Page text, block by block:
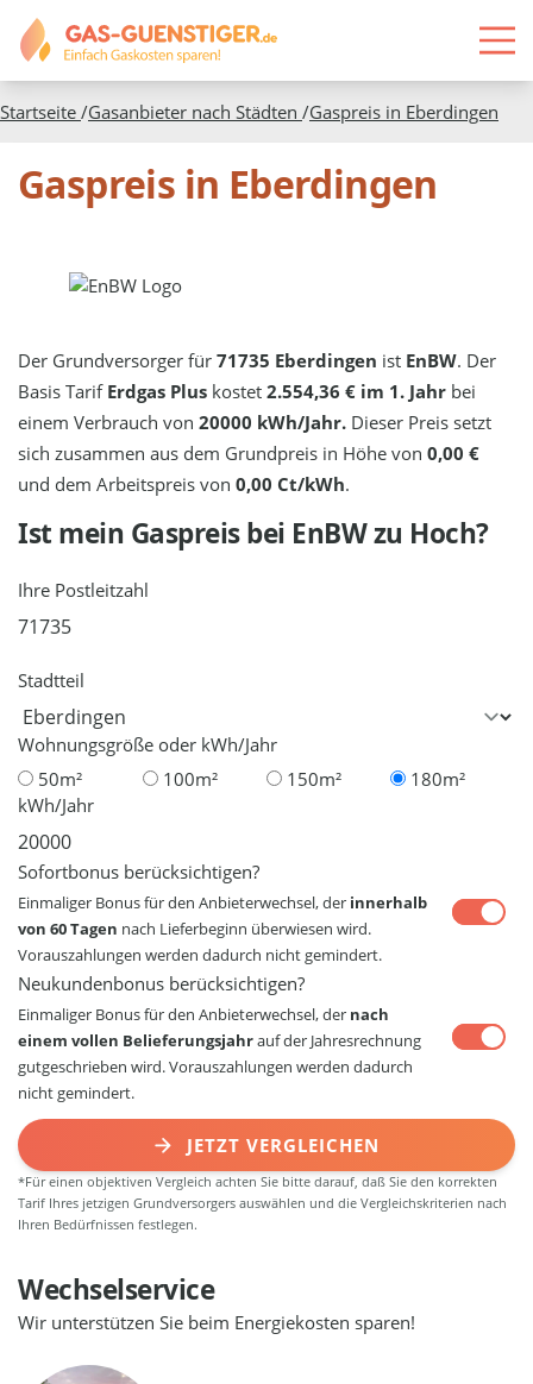
Startseite /Gasanbieter nach Städten /Gaspreis in Eberdingen
Gaspreis in Eberdingen
Der Grundversorger für71735 Eberdingen ist EnBW. Der
Basis Tarif Erdgas Plus kostet2.554,36 € im 1. Jahr bei
einem Verbrauch von20000 kWh/Jahr. Dieser Preis setzt
sich zusammen aus dem Grundpreis in Höhe von0,00 €
und dem Arbeitspreis von0,00 Ct/kWh.
Ist mein Gaspreis bei EnBWzu Hoch?
Ihre Postleitzahl
Stadtteil
Wohnungsgröße oder kWh/Jahr
50m²
100m² 150m²
180m²
kWh/Jahr
Sofortbonus berücksichtigen?
Einmaliger Bonus für den Anbieterwechsel, der innerhalb
von 60 Tagen nach Lieferbeginn überwiesen wird.
Vorauszahlungen werden dadurch nicht gemindert.
Neukundenbonus berücksichtigen?
Einmaliger Bonus für den Anbieterwechsel, der nach
einem vollen Belieferungsjahrauf der Jahresrechnung
gutgeschrieben wird. Vorauszahlungen werden dadurch
nicht gemindert.
JETZT VERGLEICHEN
*Für einen objektiven Vergleich achten Sie bitte darauf, daß Sie den korrekten
Tarif Ihres jetzigen Grundversorgers auswählen und die Vergleichskriterien nach
Ihren Bedürfnissen festlegen.
Wechselservice
Wir unterstützen Sie beim Energiekosten sparen!